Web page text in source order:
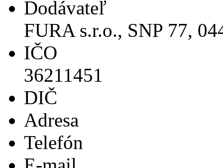
Dodávateľ
FURA s.r.o., SNP 77,
IČO
36211451
DIČ
Adresa
Telefón